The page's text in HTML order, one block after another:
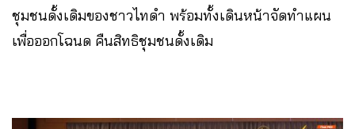
ชุมชนดั้งเดิมของชาวไทดำ พร้อมทั้งเดินหน้าจัดทำแผน
เพื่อออกโฉนด คืนสิทธิชุมชนดั้งเดิม